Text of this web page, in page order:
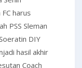
harus
PSS Sleman
DIY
hasil akhir
Coach